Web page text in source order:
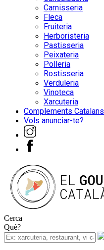
Carnisseria
Fleca
Fruiteria
Herboristeria
Pastisseria
Peixateria
Polleria
Rostisseria
Verduleria
Vinoteca
Xarcuteria
Complements Catalans
Vols anunciar-te?
Cerca
Què?